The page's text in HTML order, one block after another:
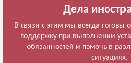
Дела
В связи с этим мы всегда готовы
поддержку при выполнении
обязанностей и помочь в
ситуациях.